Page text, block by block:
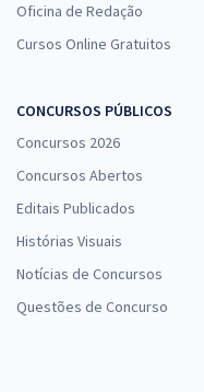
Oficina de Redação
Cursos Online Gratuitos
CONCURSOS PÚBLICOS
Concursos 2026
Concursos Abertos
Editais Publicados
Histórias Visuais
Notícias de Concursos
Questões de Concurso